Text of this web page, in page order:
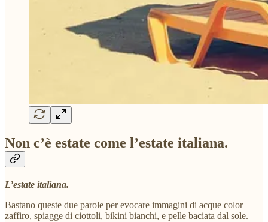
Non c’è estate come l’estate italiana.
L’estate italiana.
Bastano queste due parole per evocare immagini di acque color
zaffiro, spiagge di ciottoli, bikini bianchi, e pelle baciata dal sole.